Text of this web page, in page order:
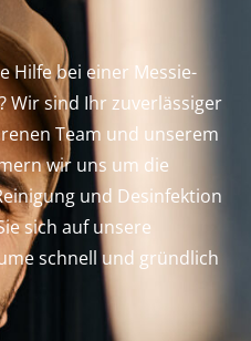
Hilfe bei einer Messie-
Wir sind Ihr zuverlässiger
Team und unserem
wir uns um die
und Desinfektion
sich auf unsere
schnell und gründlich